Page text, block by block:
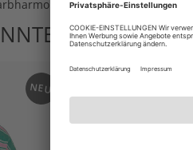
IHNEN
NEU